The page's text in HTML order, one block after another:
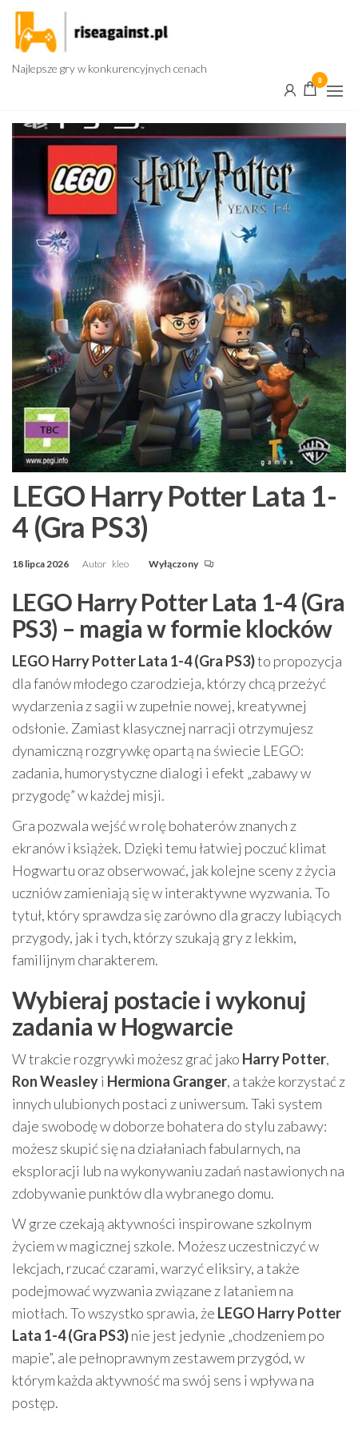
Przejdź
treści
Najlepsze gry w konkurencyjnych cenach
0
LEGO Harry Potter Lata 1-
4 (Gra PS3)
18 lipca 2026 Autor kleo Wyłączony
LEGO Harry Potter Lata 1-4 (Gra
PS3) – magia w formie klocków
LEGO Harry Potter Lata 1-4 (Gra PS3)to propozycja
dla fanów młodego czarodzieja, którzy chcą przeżyć
wydarzenia z sagii w zupełnie nowej, kreatywnej
odsłonie. Zamiast klasycznej narracji otrzymujesz
dynamiczną rozgrywkę opartą na świecie LEGO:
zadania, humorystyczne dialogi i efekt „zabawy w
przygodę” w każdej misji.
Gra pozwala wejść w rolę bohaterów znanych z
ekranów i książek. Dzięki temu łatwiej poczuć klimat
Hogwartu oraz obserwować, jak kolejne sceny z życia
uczniów zamieniają się w interaktywne wyzwania. To
tytuł, który sprawdza się zarówno dla graczy lubiących
przygody, jak i tych, którzy szukają gry z lekkim,
familijnym charakterem.
Wybieraj postacie i wykonuj
zadania w Hogwarcie
W trakcie rozgrywki możesz grać jako Harry Potter,
Ron Weasleyi Hermiona Granger, a także korzystać z
innych ulubionych postaci z uniwersum. Taki system
daje swobodę w doborze bohatera do stylu zabawy:
możesz skupić się na działaniach fabularnych, na
eksploracji lub na wykonywaniu zadań nastawionych na
zdobywanie punktów dla wybranego domu.
W grze czekają aktywności inspirowane szkolnym
życiem w magicznej szkole. Możesz uczestniczyć w
lekcjach, rzucać czarami, warzyć eliksiry, a także
podejmować wyzwania związane z lataniem na
miotłach. To wszystko sprawia, że LEGO Harry Potter
Lata 1-4 (Gra PS3)nie jest jedynie „chodzeniem po
mapie”, ale pełnoprawnym zestawem przygód, w
którym każda aktywność ma swój sens i wpływa na
postęp.